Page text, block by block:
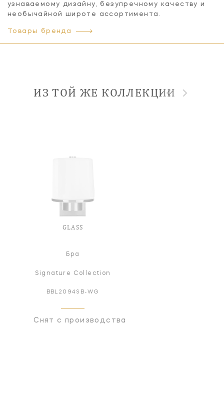
узнаваемому дизайну, безупречному качеству и
необычайной широте ассортимента.
Товары бренда
ИЗ ТОЙ ЖЕ КОЛЛЕКЦИИ
GLASS
Бра
Signature Collection
BBL2094SB-WG
Снят с производства